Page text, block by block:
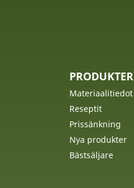
PRODUKTER
Materiaalitiedot
Reseptit
Prissänkning
Nya produkter
Bästsäljare